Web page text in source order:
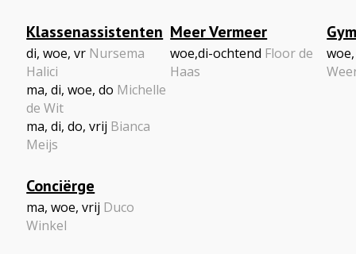
Klassenassistenten
di, woe, vr Nursema
Halici
ma, di, woe, do Michelle
de Wit
ma, di, do, vrij Bianca
Meijs
Meer Vermeer
woe,di-ochtend Floor de
Haas
Conciërge
ma, woe, vrij Duco
Winkel